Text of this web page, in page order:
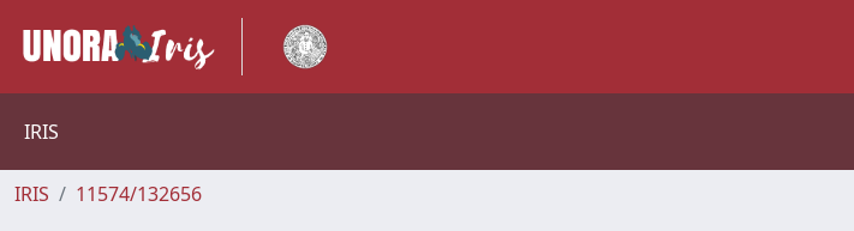
IRIS
IRIS 11574/132656